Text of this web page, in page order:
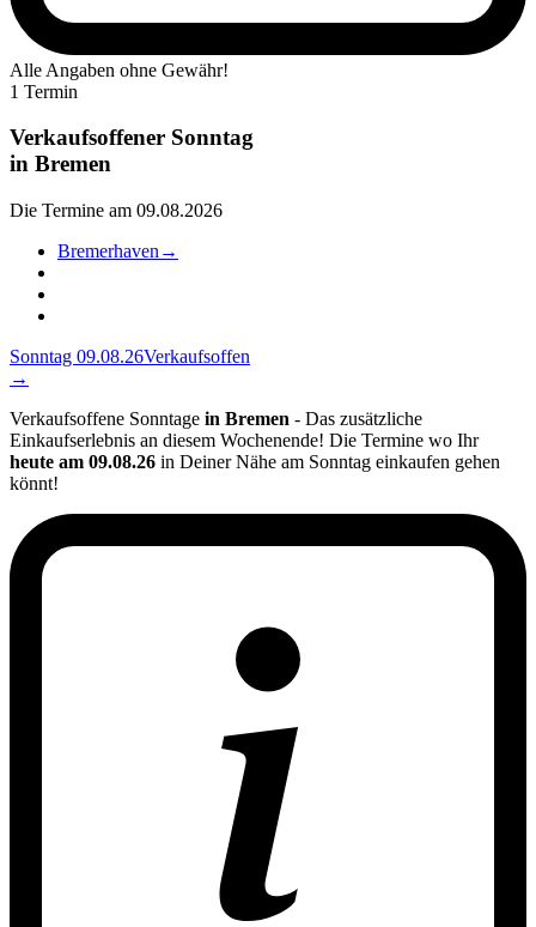
Alle Angaben ohne Gewähr!
1 Termin
Verkaufsoffener Sonntag
in Bremen
Die Termine am 09.08.2026
Bremerhaven →
Sonntag 09.08.26Verkaufsoffen
→
Verkaufsoffene Sonntage in Bremen - Das zusätzliche
Einkaufserlebnis an diesem Wochenende! Die Termine wo Ihr
heute am 09.08.26 in Deiner Nähe am Sonntag einkaufen gehen
könnt!